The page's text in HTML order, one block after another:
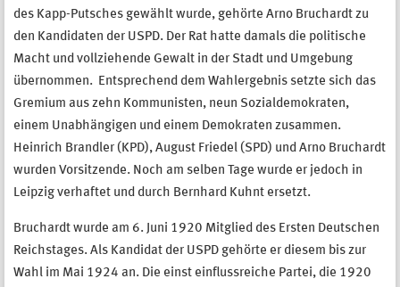
des Kapp-Putsches gewählt wurde, gehörte Arno Bruchardt zu
den Kandidaten der USPD. Der Rat hatte damals die politische
Macht und vollziehende Gewalt in der Stadt und Umgebung
übernommen. Entsprechend dem Wahlergebnis setzte sich das
Gremium aus zehn Kommunisten, neun Sozialdemokraten,
einem Unabhängigen und einem Demokraten zusammen.
Heinrich Brandler (KPD), August Friedel (SPD) und Arno Bruchardt
wurden Vorsitzende. Noch am selben Tage wurde er jedoch in
Leipzig verhaftet und durch Bernhard Kuhnt ersetzt.
Bruchardt wurde am 6. Juni 1920 Mitglied des Ersten Deutschen
Reichstages. Als Kandidat der USPD gehörte er diesem bis zur
Wahl im Mai 1924 an. Die einst einflussreiche Partei, die 1920